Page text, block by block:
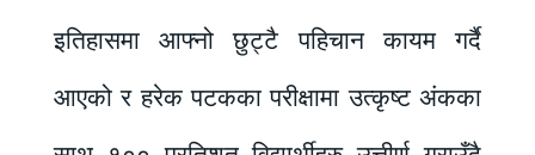
इतिहासमा आफ्नो छुट्टै पहिचान कायम गर्दै
आएको र हरेक पटकका परीक्षामा उत्कृष्ट अंकका